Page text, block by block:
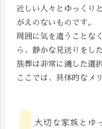
近しい人々とゆっくり
がえのないものです。
周囲に気を遣うことな
ら、静かな見送りをし
族葬は非常に適した選
ここでは、具体的なメ
大切な家族とゆ